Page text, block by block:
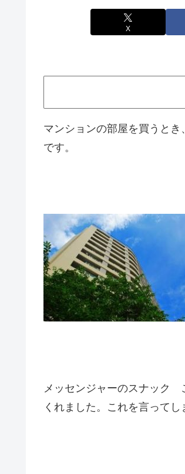
X
マンションの部屋を買うと
です。
メッセンジャーのスナック
くれました。これを言って